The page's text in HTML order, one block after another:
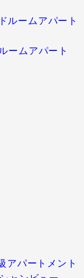
ームアパート